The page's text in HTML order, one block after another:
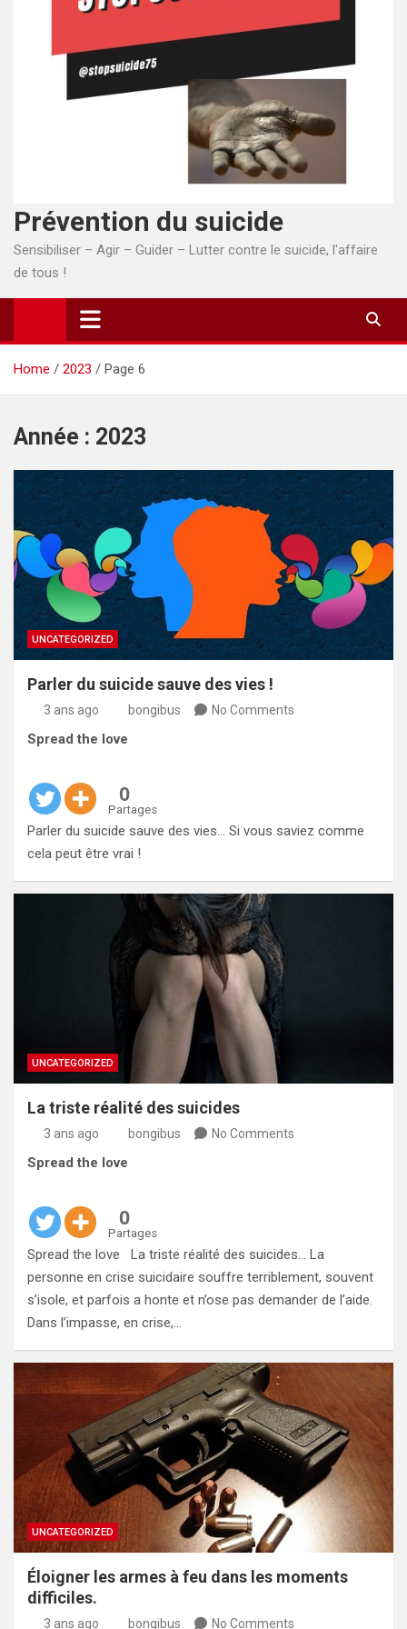
Prévention du suicide
Sensibiliser – Agir – Guider – Lutter contre le suicide, l'affaire
de tous !
Home 2023 Page 6
Année : 2023
UNCATEGORIZED
Parler du suicide sauve des vies !
3 ans ago bongibus No Comments
Spread the love
0
Partages
Parler du suicide sauve des vies… Si vous saviez comme
cela peut être vrai !
UNCATEGORIZED
La triste réalité des suicides
3 ans ago bongibus No Comments
Spread the love
0
Partages
Spread the love La triste réalité des suicides… La
personne en crise suicidaire souffre terriblement, souvent
s’isole, et parfois a honte et n’ose pas demander de l’aide.
Dans l’impasse, en crise,…
UNCATEGORIZED
Éloigner les armes à feu dans les moments
difficiles.
3 ans ago bongibus No Comments